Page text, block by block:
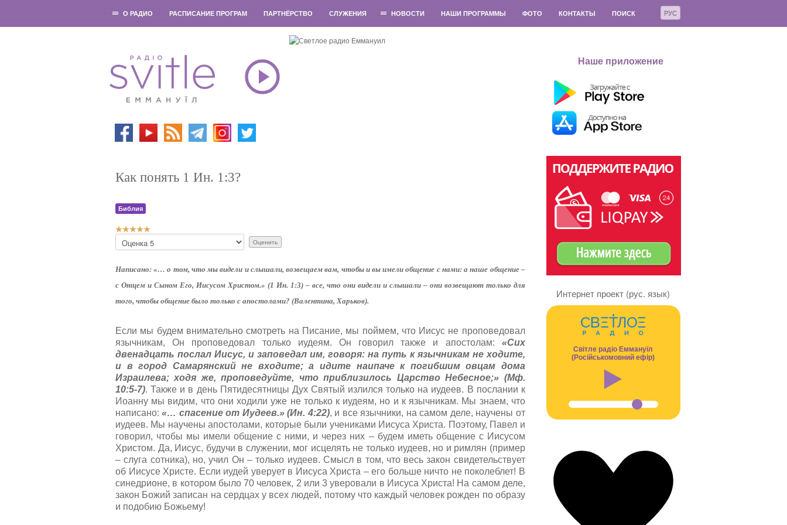
РУС
О РАДИО РАСПИСАНИЕ ПРОГРАМ ПАРТНЁРСТВО СЛУЖЕНИЯ НОВОСТИ НАШИ ПРОГРАММЫ ФОТО КОНТАКТЫ ПОИСК
Наше приложение
Как понять 1 Ин. 1:3?
Библия
Р
й
и
н
г
5
/
5
П
о
а
у
й
а
,
о
ц
е
н
и
т
е
Написано: «… о том, что мы видели и слышали, возвещаем вам, чтобы и вы имели общение с нами: а наше общение –
с Отцем и Сыном Его, Иисусом Христом.» (1 Ин. 1:3) – все, что они видели и слышали – они возвещают только для
того, чтобы общение было только с апостолами? (Валентина, Харьков).
Если мы будем внимательно смотреть на Писание, мы поймем, что Иисус не проповедовал
язычникам, Он проповедовал только иудеям. Он говорил также и апостолам: «Сих
двенадцать послал Иисус, и заповедал им, говоря: на путь к язычникам не ходите,
и в город Самарянский не входите; а идите наипаче к погибшим овцам дома
Израилева; ходя же, проповедуйте, что приблизилось Царство Небесное;» (Мф.
10:5-7). Также и в день Пятидесятницы Дух Святый излился только на иудеев. В послании к
Иоанну мы видим, что они ходили уже не только к иудеям, но и к язычникам. Мы знаем, что
написано:«… спасение от Иудеев.» (Ин. 4:22), и все язычники, на самом деле, научены от
иудеев. Мы научены апостолами, которые были учениками Иисуса Христа. Поэтому, Павел и
говорил, чтобы мы имели общение с ними, и через них – будем иметь общение с Иисусом
Христом. Да, Иисус, будучи в служении, мог исцелять не только иудеев, но и римлян (пример
– слуга сотника), но, учил Он – только иудеев. Смысл в том, что весь закон свидетельствует
об Иисусе Христе. Если иудей уверует в Иисуса Христа – его больше ничто не поколеблет! В
синедрионе, в котором было 70 человек, 2 или 3 уверовали в Иисуса Христа! На самом деле,
закон Божий записан на сердцах у всех людей, потому что каждый человек рожден по образу
и подобию Божьему!
Интернет проект (рус. язык)
Світле радіо Еммануїл
(Російськомовний ефір)